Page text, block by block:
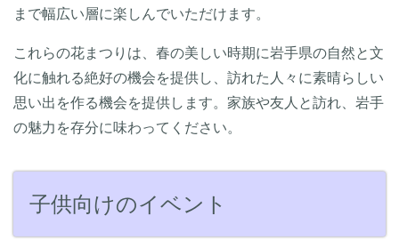
まで幅広い層に楽しんでいただけます。
これらの花まつりは、春の美しい時期に岩手県の自然と文
化に触れる絶好の機会を提供し、訪れた人々に素晴らしい
思い出を作る機会を提供します。家族や友人と訪れ、岩手
の魅力を存分に味わってください。
子供向けのイベント